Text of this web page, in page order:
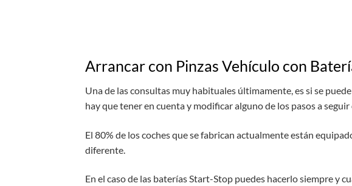
Arrancar con Pinzas Vehículo con
Una de las consultas muy habituales últimamente, es si se
hay que tener en cuenta y modificar alguno de los pasos a
El 80% de los coches que se fabrican actualmente están
diferente.
En el caso de las baterías Start-Stop puedes hacerlo siempre y